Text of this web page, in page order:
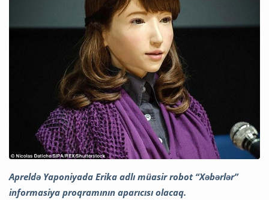
Apreldə Yaponiyada Erika adlı müasir robot “Xəbərlər”
informasiya proqramının aparıcısı olacaq.